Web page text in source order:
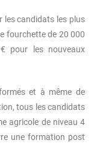
les candidats les plus
fourchette de 20 000
pour les nouveaux
et à même de
tous les candidats
agricole de niveau 4
une formation post